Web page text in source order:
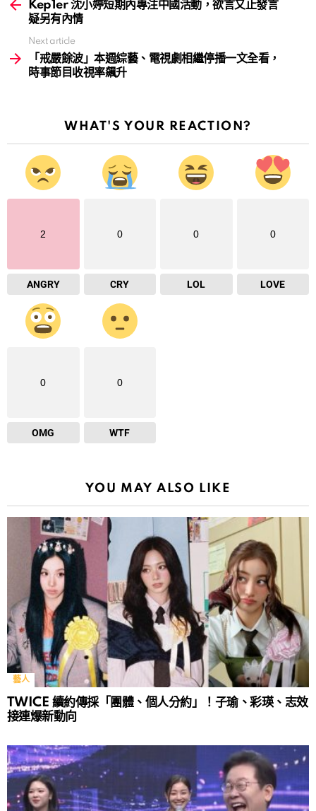
moreKep1er 沈小婷短期內專注中國活動，欲言又止發言
疑另有內情
Next article
「戒嚴餘波」本週綜藝、電視劇相繼停播一文全看，
時事節目收視率飆升
WHAT'S YOUR REACTION?
2
ANGRY
0
CRY
0
LOL
0
LOVE
0
OMG
0
WTF
YOU MAY ALSO LIKE
藝人
TWICE 續約傳採「團體、個人分約」！子瑜、彩瑛、志效
接連爆新動向